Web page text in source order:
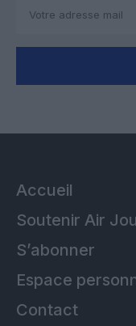
Accueil
Soutenir Air
S’abonner
Espace
Contact